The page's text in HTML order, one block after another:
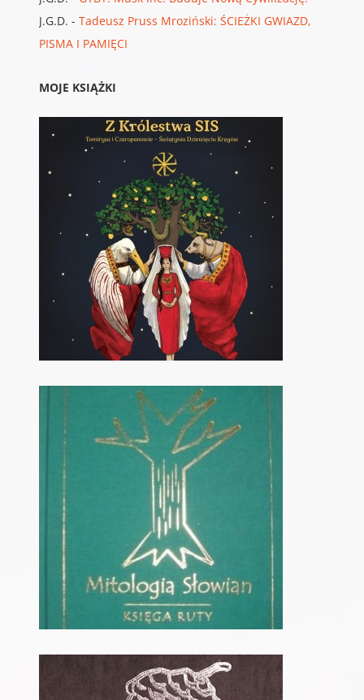
J.G.D. - Tadeusz Pruss Mroziński: ŚCIEŻKI GWIAZD,
PISMA I PAMIĘCI
MOJE KSIĄŻKI